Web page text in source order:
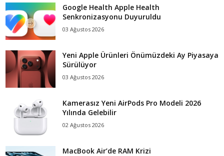
Google Health Apple Health
Senkronizasyonu Duyuruldu
03 Ağustos 2026
Yeni Apple Ürünleri Önümüzdeki Ay Piyasaya
Sürülüyor
03 Ağustos 2026
Kamerasız Yeni AirPods Pro Modeli 2026
Yılında Gelebilir
02 Ağustos 2026
MacBook Air’de RAM Krizi